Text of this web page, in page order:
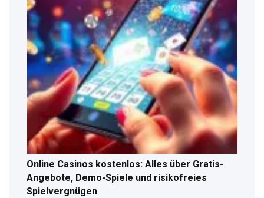
Online Casinos kostenlos: Alles über Gratis-
Angebote, Demo-Spiele und risikofreies
Spielvergnügen